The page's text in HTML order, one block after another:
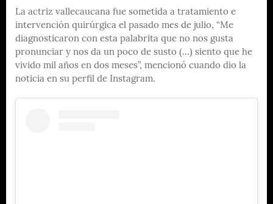
La actriz vallecaucana fue sometida a tratamiento e
intervención quirúrgica el pasado mes de julio, “Me
diagnosticaron con esta palabrita que no nos gusta
pronunciar y nos da un poco de susto (…) siento que he
vivido mil años en dos meses”, mencionó cuando dio la
noticia en su perfil de Instagram.